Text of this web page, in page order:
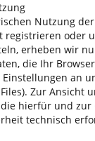
Nutzung
registrieren oder
erheben wir
die Ihr
an
Zur Ansicht
hierfür und zur
technisch